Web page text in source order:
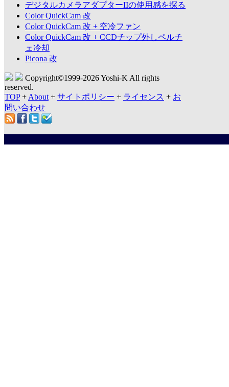
デジタルカメラアダプターIIの使用感を探る
Color QuickCam 改
Color QuickCam 改 + 空冷ファン
Color QuickCam 改 + CCDチップ外しペルチ
ェ冷却
Picona 改
Copyright©1999-2026 Yoshi-K All rights
reserved.
TOP+ About + サイトポリシー + ライセンス + お
問い合わせ